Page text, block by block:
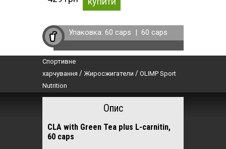
Упаковка: 60 caps | 60 caps
Спортивне
харчування / Жиросжигатели / OLIMP Sport
Nutrition
Опис
CLA with Green Tea plus L-carnitin,
60 caps